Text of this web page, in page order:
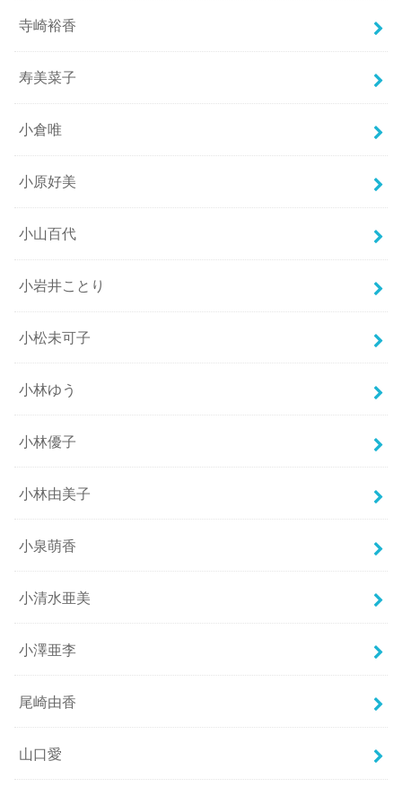
寺崎裕香
寿美菜子
小倉唯
小原好美
小山百代
小岩井ことり
小松未可子
小林ゆう
小林優子
小林由美子
小泉萌香
小清水亜美
小澤亜李
尾崎由香
山口愛